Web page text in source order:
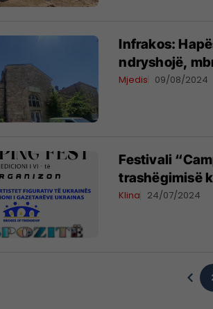
Infrakos:
ndryshojë,
Mjedis 09/08/2024
Festivali
trashëgimisë
Klina 24/07/2024